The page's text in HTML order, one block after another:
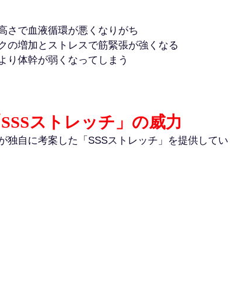
さで血液循環が悪くなりがち
の増加とストレスで筋緊張が強くなる
り体幹が弱くなってしまう
ストレッチ」の威力
独自に考案した「SSSストレッチ」を提供して